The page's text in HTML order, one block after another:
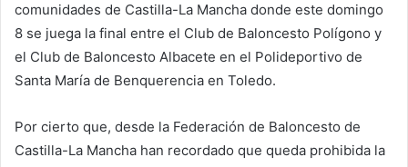
comunidades de Castilla-La Mancha donde este domingo
8 se juega la final entre el Club de Baloncesto Polígono y
el Club de Baloncesto Albacete en el Polideportivo de
Santa María de Benquerencia en Toledo.
Por cierto que, desde la Federación de Baloncesto de
Castilla-La Mancha han recordado que queda prohibida la